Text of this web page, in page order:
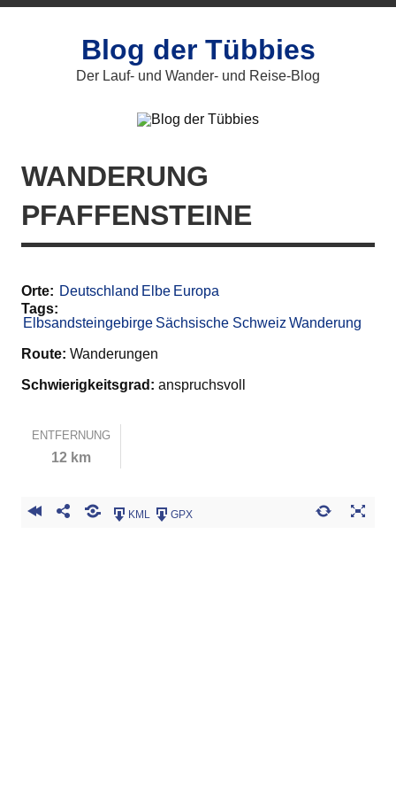
Blog der Tübbies
Der Lauf- und Wander- und Reise-Blog
WANDERUNG
PFAFFENSTEINE
Orte: Deutschland Elbe Europa
Tags:
Elbsandsteingebirge Sächsische Schweiz Wanderung
Route: Wanderungen
Schwierigkeitsgrad: anspruchsvoll
ENTFERNUNG
12 km
KML GPX